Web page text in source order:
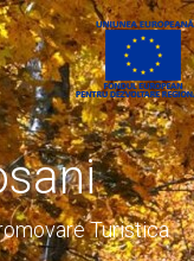
Turistica